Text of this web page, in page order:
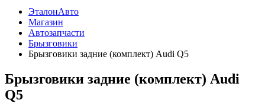
ЭталонАвто
Магазин
Автозапчасти
Брызговики
Брызговики задние (комплект) Audi Q5
Брызговики задние (комплект) Audi
Q5